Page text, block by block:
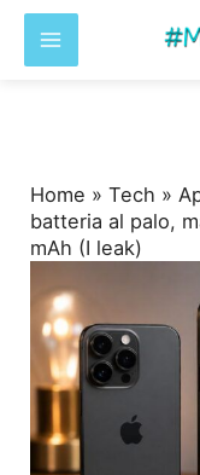
Home »Tech »
batteria al palo,
mAh (I leak)